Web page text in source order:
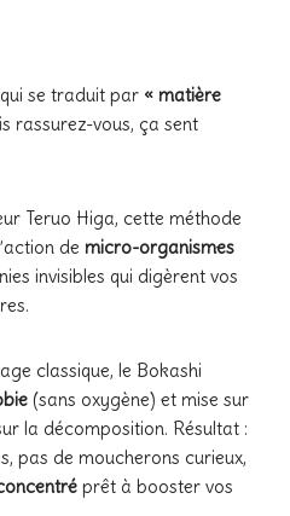
se traduit par « matière
rassurez-vous, ça sent
Teruo Higa, cette méthode
de micro-organismes
invisibles qui digèrent vos
classique, le Bokashi
(sans oxygène) et mise sur
la décomposition. Résultat :
pas de moucherons curieux,
prêt à booster vos